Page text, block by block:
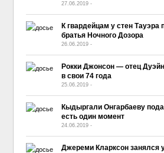
27.06.2019 -
К гвардейцам у стен Тауэра
братья Ночного Дозора
26.06.2019 -
Рокки Джонсон — отец
в свои 74 года
25.06.2019 -
Кыдыргали Онгарбаеву
есть один момент
24.06.2019 -
Джереми Кларксон занялся